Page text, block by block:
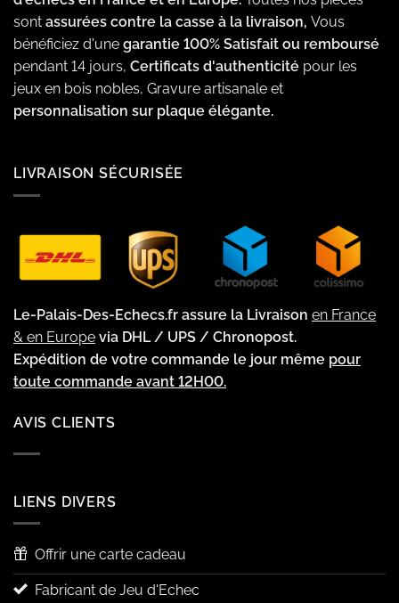
sont assurées contre la casse à la livraison, Vous
bénéficiez d'une garantie 100% Satisfait ou remboursé
pendant 14 jours, Certificats d'authenticité pour les
jeux en bois nobles, Gravure artisanale et
personnalisation sur plaque élégante.
LIVRAISON SÉCURISÉE
Le-Palais-Des-Echecs.fr assure la Livraison en France
& en Europe via DHL / UPS / Chronopost.
Expédition de votre commande le jour même pour
toute commande avant 12H00.
AVIS CLIENTS
LIENS DIVERS
Offrir une carte cadeau
Fabricant de Jeu d'Echec